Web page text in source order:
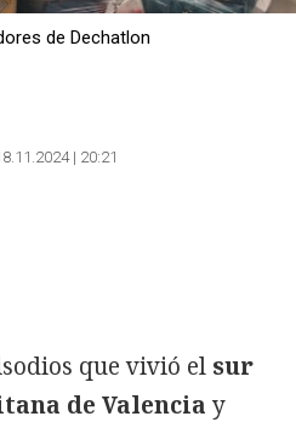
de Dechatlon
| 20:21
que vivió el sur
de Valencia y